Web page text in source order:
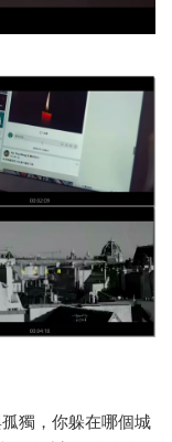
獨，你躲在哪個城